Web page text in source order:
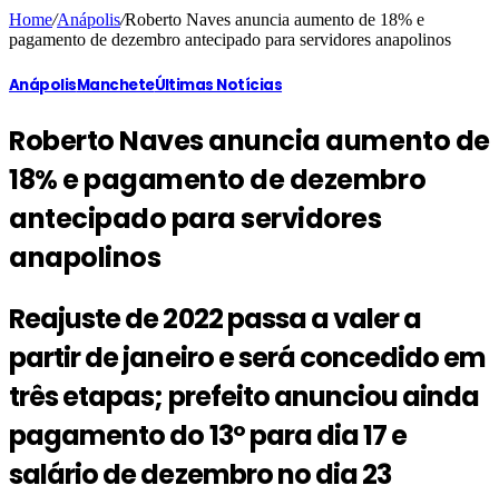
Home/Anápolis/Roberto Naves anuncia aumento de 18% e
pagamento de dezembro antecipado para servidores anapolinos
AnápolisMancheteÚltimas Notícias
Roberto Naves anuncia aumento de
18% e pagamento de dezembro
antecipado para servidores
anapolinos
Reajuste de 2022 passa a valer a
partir de janeiro e será concedido em
três etapas; prefeito anunciou ainda
pagamento do 13º para dia 17 e
salário de dezembro no dia 23